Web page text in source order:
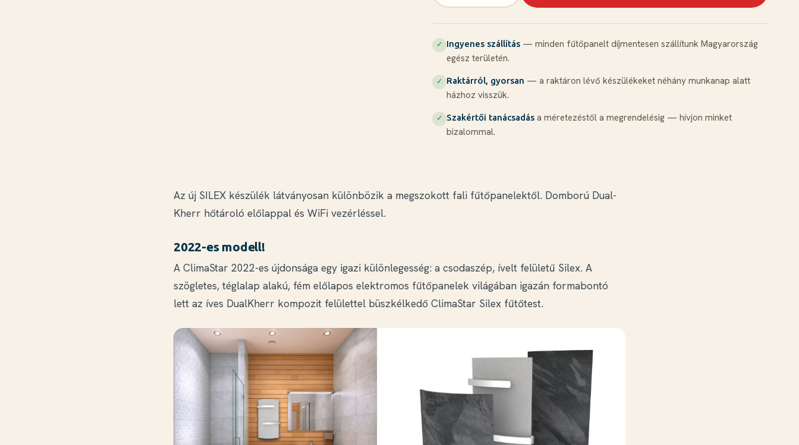
✓ Ingyenes szállítás— minden fűtőpanelt díjmentesen szállítunk Magyarország
egész területén.
✓ Raktárról, gyorsan — a raktáron lévő készülékeket néhány munkanap alatt
házhoz visszük.
✓ Szakértői tanácsadása méretezéstől a megrendelésig — hívjon minket
bizalommal.
Az új SILEX készülék látványosan különbözik a megszokott fali fűtőpanelektől. Domború Dual-
Kherr hőtároló előlappal és WiFi vezérléssel.
2022-es modell!
A ClimaStar 2022-es újdonsága egy igazi különlegesség: a csodaszép, ívelt felületű Silex. A
szögletes, téglalap alakú, fém előlapos elektromos fűtőpanelek világában igazán formabontó
lett az íves DualKherr kompozit felülettel büszkélkedő ClimaStar Silex fűtőtest.